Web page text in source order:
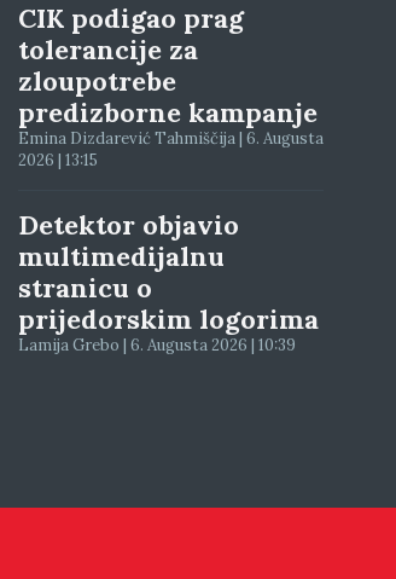
CIK podigao prag
tolerancije za
zloupotrebe
predizborne kampanje
Emina Dizdarević Tahmiščija | 6. Augusta
2026 | 13:15
Detektor objavio
multimedijalnu
stranicu o
prijedorskim logorima
Lamija Grebo | 6. Augusta 2026 | 10:39